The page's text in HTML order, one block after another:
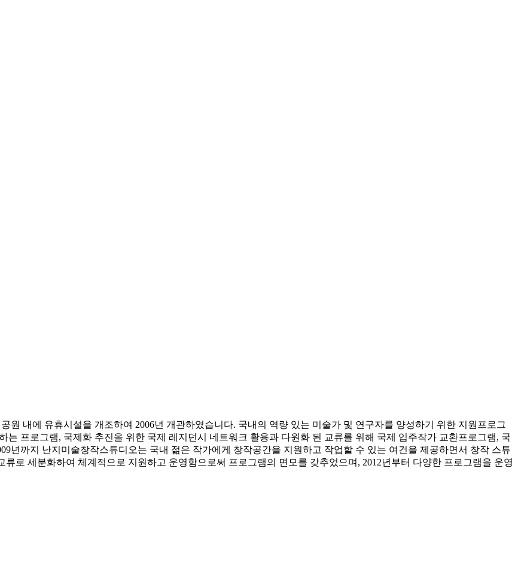
원 내에 유휴시설을 개조하여 2006년 개관하였습니다. 국내의 역량 있는 미술가 및 연구자를 양성하기 위한 지원프로그
프로그램, 국제화 추진을 위한 국제 레지던시 네트워크 활용과 다원화 된 교류를 위해 국제 입주작가 교환프로그램, 국
년까지 난지미술창작스튜디오는 국내 젊은 작가에게 창작공간을 지원하고 작업할 수 있는 여건을 제공하면서 창작 스튜
로 세분화하여 체계적으로 지원하고 운영함으로써 프로그램의 면모를 갖추었으며, 2012년부터 다양한 프로그램을 운영